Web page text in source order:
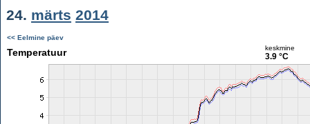
24. märts 2014
<< Eelmine päev
Temperatuur keskmine
3.9 °C